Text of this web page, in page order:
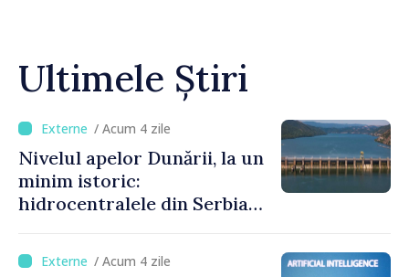
Ultimele Știri
/ Acum 4 zile
Nivelul apelor Dunării, la un
minim istoric:
hidrocentralele din Serbia
capacitate
/ Acum 4 zile